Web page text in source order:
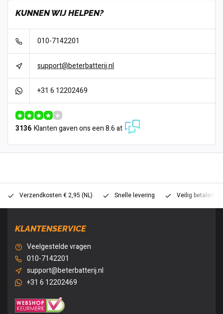
KUNNEN WIJ HELPEN?
010-7142201
support@beterbatterij.nl
+31 6 12202469
3136 Klanten gaven ons een 8.6 at
Verzendkosten € 2,95 (NL) Snelle levering Veilig betalen
KLANTENSERVICE
Veelgestelde vragen
010-7142201
support@beterbatterij.nl
+31 6 12202469